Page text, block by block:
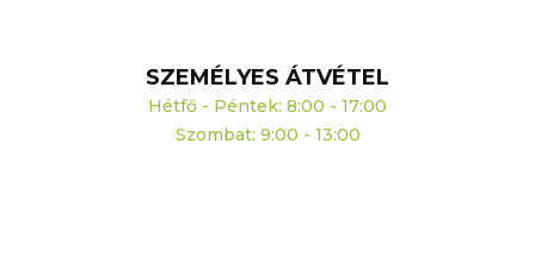
SZEMÉLYES ÁTVÉTEL
Hétfő - Péntek: 8:00 - 17:00
Szombat: 9:00 - 13:00